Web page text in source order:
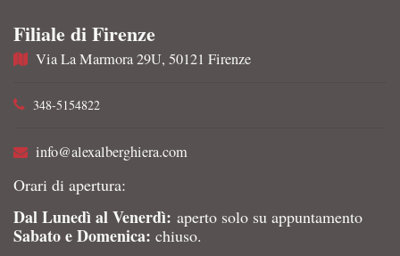
Filiale di Firenze
Via La Marmora 29U, 50121 Firenze
348-5154822
info@alexalberghiera.com
Orari di apertura:
Dal Lunedì al Venerdì: aperto solo su appuntamento
Sabato e Domenica: chiuso.